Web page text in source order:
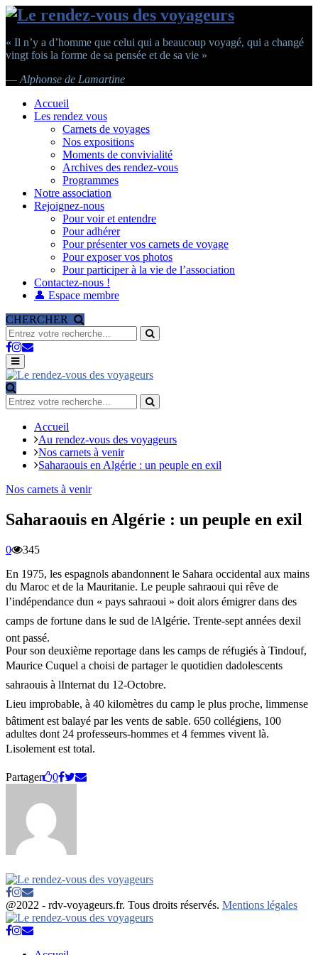
« Il n’y a d’homme que celui qui a beaucoup voyagé, qui a changé
vingt fois la forme de sa pensée et de sa vie »
— Alphonse de Lamartine
Accueil
Les rendez vous
Carnets de voyages
Nos expositions
Moments de convivialité
Archives des rendez-vous
Programmes
Notre association
Rejoignez-nous
Pour voir et entendre
Pour adhérer
Pour présenter vos carnets de voyage
Pour exposer vos photos
Pour participer à la vie de l’association
Contactez-nous !
👤 Espace membre
CHERCHER
Search
for:
Search
Facebook
Instagram
Email
Primary
Menu
Search
for:
Search
Accueil
Au rendez-vous des voyageurs
Nos carnets à venir
Saharaouis en Algérie : un peuple en exil
Nos carnets à venir
Saharaouis en Algérie : un peuple en exil
0
345
En 1975, les espagnols abandonnent le Sahara occidental aux mains
du Maroc et de la Mauritanie. Le peuple sahraoui qui rêve de
l’indépendance dun « pays sahraoui » doit alors émigrer dans des
camps de fortune dans le sud de lAlgérie. Trente-sept années dexil
ont passé.
Pour son deuxième reportage dans les camps de réfugiés à Tindouf,
Maurice Cuquel a choisi de partager le quotidien dadolescents
sahraouis à lInternat du 12-Octobre.
Lieu improbable, à 40 kilomètres du camp le plus proche, limmense
bâtiment est balayé par les vents de sable. 650 collégiens, 100
adultes dont 24 professeurs-hommes et 4 femmes vivent là.
Lisolement est total.
Partager 0
Facebook
Instagram
Email
@2022 - rdv-voyageurs.fr. Tous droits réservés. Mentions légales
Facebook
Instagram
Email